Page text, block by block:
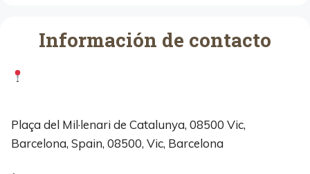
Información de contacto
Plaça del Mil·lenari de Catalunya, 08500 Vic,
Barcelona, Spain, 08500, Vic, Barcelona